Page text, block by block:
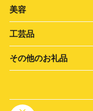
美容
工芸品
その他のお礼品